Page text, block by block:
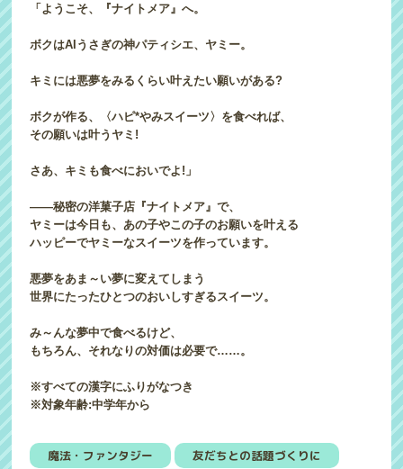
「ようこそ、『ナイトメア』へ。
ボクはAIうさぎの神パティシエ、ヤミー。
キミには悪夢をみるくらい叶えたい願いがある?
ボクが作る、〈ハピ*やみスイーツ〉を食べれば、
その願いは叶うヤミ!
さあ、キミも食べにおいでよ!」
――秘密の洋菓子店『ナイトメア』で、
ヤミーは今日も、あの子やこの子のお願いを叶える
ハッピーでヤミーなスイーツを作っています。
悪夢をあま～い夢に変えてしまう
世界にたったひとつのおいしすぎるスイーツ。
み～んな夢中で食べるけど、
もちろん、それなりの対価は必要で……。
※すべての漢字にふりがなつき
※対象年齢:中学年から
魔法・ファンタジー 友だちとの話題づくりに